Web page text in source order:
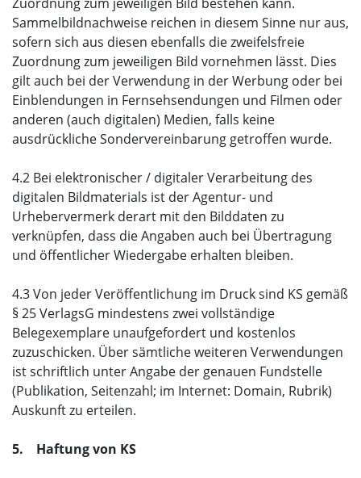
Sammelbildnachweise reichen in diesem Sinne nur aus,
sofern sich aus diesen ebenfalls die zweifelsfreie
Zuordnung zum jeweiligen Bild vornehmen lässt. Dies
gilt auch bei der Verwendung in der Werbung oder bei
Einblendungen in Fernsehsendungen und Filmen oder
anderen (auch digitalen) Medien, falls keine
ausdrückliche Sondervereinbarung getroffen wurde.
4.2 Bei elektronischer / digitaler Verarbeitung des
digitalen Bildmaterials ist der Agentur- und
Urhebervermerk derart mit den Bilddaten zu
verknüpfen, dass die Angaben auch bei Übertragung
und öffentlicher Wiedergabe erhalten bleiben.
4.3 Von jeder Veröffentlichung im Druck sind KS gemäß
§ 25 VerlagsG mindestens zwei vollständige
Belegexemplare unaufgefordert und kostenlos
zuzuschicken. Über sämtliche weiteren Verwendungen
ist schriftlich unter Angabe der genauen Fundstelle
(Publikation, Seitenzahl; im Internet: Domain, Rubrik)
Auskunft zu erteilen.
5. Haftung von KS